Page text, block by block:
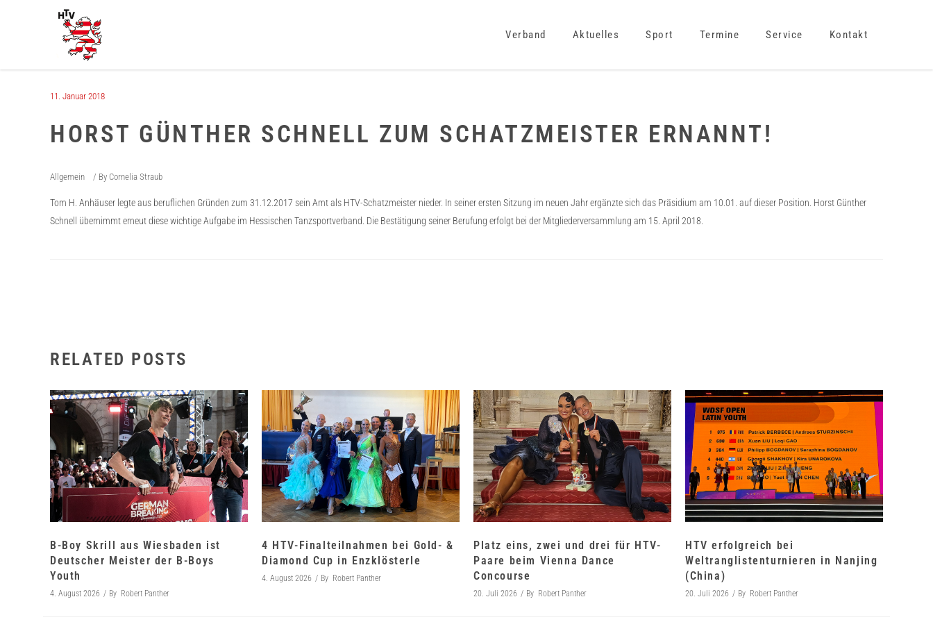
Verband Aktuelles Sport Termine Service Kontakt
11. Januar 2018
HORST GÜNTHER SCHNELL ZUM SCHATZMEISTER ERNANNT!
Allgemein By Cornelia Straub
Tom H. Anhäuser legte aus beruflichen Gründen zum 31.12.2017 sein Amt als HTV-Schatzmeister nieder. In seiner ersten Sitzung im neuen Jahr ergänzte sich das Präsidium am 10.01. auf dieser Position. Horst Günther
Schnell übernimmt erneut diese wichtige Aufgabe im Hessischen Tanzsportverband. Die Bestätigung seiner Berufung erfolgt bei der Mitgliederversammlung am 15. April 2018.
RELATED POSTS
B-Boy Skrill aus Wiesbaden ist
Deutscher Meister der B-Boys
Youth
4. August 2026 By Robert Panther
4 HTV-Finalteilnahmen bei Gold- &
Diamond Cup in Enzklösterle
4. August 2026 By Robert Panther
Platz eins, zwei und drei für HTV-
Paare beim Vienna Dance
Concourse
20. Juli 2026 By Robert Panther
HTV erfolgreich bei
Weltranglistenturnieren in Nanjing
(China)
20. Juli 2026 By Robert Panther